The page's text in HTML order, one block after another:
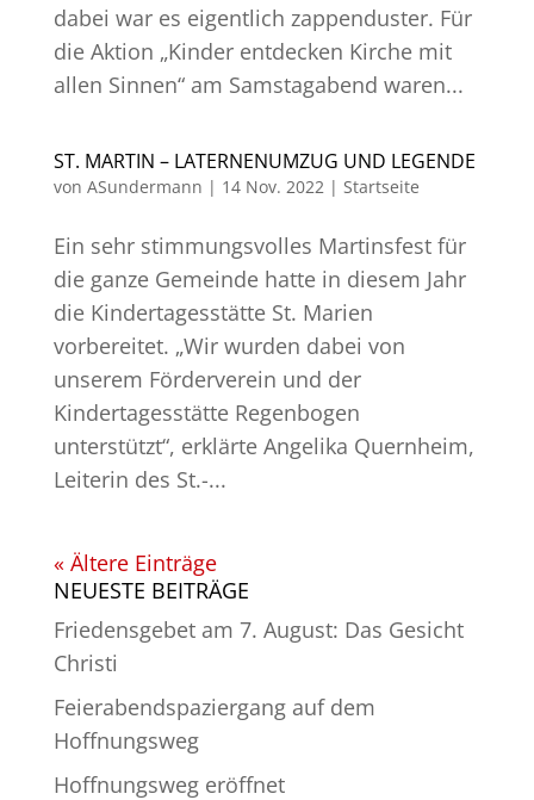
dabei war es eigentlich zappenduster. Für
die Aktion „Kinder entdecken Kirche mit
allen Sinnen“ am Samstagabend waren...
ST. MARTIN – LATERNENUMZUG UND LEGENDE
von ASundermann | 14 Nov. 2022| Startseite
Ein sehr stimmungsvolles Martinsfest für
die ganze Gemeinde hatte in diesem Jahr
die Kindertagesstätte St. Marien
vorbereitet. „Wir wurden dabei von
unserem Förderverein und der
Kindertagesstätte Regenbogen
unterstützt“, erklärte Angelika Quernheim,
Leiterin des St.-...
« Ältere Einträge
NEUESTE BEITRÄGE
Friedensgebet am 7. August: Das Gesicht
Christi
Feierabendspaziergang auf dem
Hoffnungsweg
Hoffnungsweg eröffnet